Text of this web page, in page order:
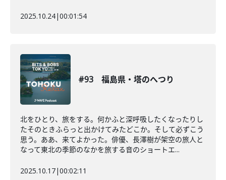
2025.10.24|00:01:54
#93 福島県・塔のへつり
北をひとり、旅をする。何かふと深呼吸したくなったりし
たそのときふらっと出かけてみたどこか。そして必ずこう
思う。ああ、来てよかった。俳優、長澤樹が架空の旅人と
なって東北の季節のなかを旅する音のショートエ...
2025.10.17|00:02:11